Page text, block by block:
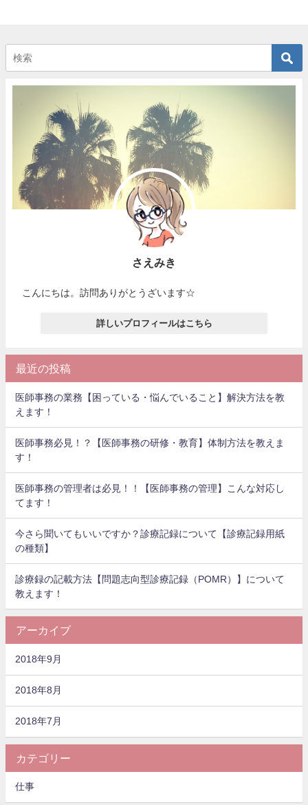
さえみき
こんにちは。訪問ありがとうざいます☆
詳しいプロフィールはこちら
最近の投稿
医師事務の業務【困っている・悩んでいること】解決方法を教
えます！
医師事務必見！？【医師事務の研修・教育】体制方法を教えま
す！
医師事務の管理者は必見！！【医師事務の管理】こんな対応し
てます！
今さら聞いてもいいですか？診療記録について【診療記録用紙
の種類】
診療録の記載方法【問題志向型診療記録（POMR）】について
教えます！
アーカイブ
2018年9月
2018年8月
2018年7月
カテゴリー
仕事